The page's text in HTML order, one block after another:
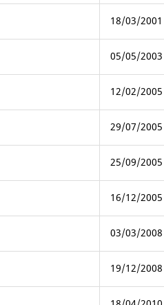
18/03/2001
05/05/2003
12/02/2005
29/07/2005
25/09/2005
16/12/2005
03/03/2008
19/12/2008